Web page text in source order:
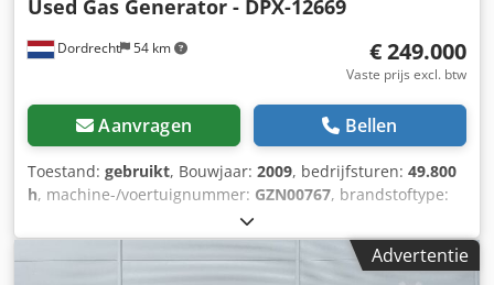
Dordrecht 54 km
Used Gas Generator - DPX-12669
€ 249.000
Vaste prijs excl. btw
Aanvragen Bellen
Toestand: gebruikt, Bouwjaar: 2009, bedrijfsturen: 49.800
h, machine-/voertuignummer: GZN00767, brandstoftype:
Caterpillar G3520C
Toepassingsgebied: bouw Leeggewicht: 17.500 kg
Generatorvermogen: 2.150 kVA Afmetingen laadruimte: 7 x
Advertentie